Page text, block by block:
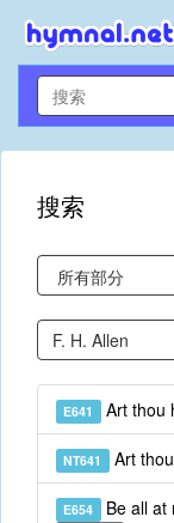
搜索
E641 Art thou
NT641 Art
E654 Be all at